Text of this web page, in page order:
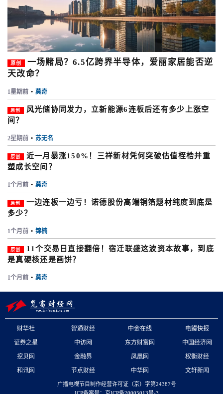
原创
一场赌局？6.5亿跨界半导体，爱丽家居能否逆
天改命？
1星期前 • 莫奇
原创
风光储协同发力，立新能源6连板后还有多少上涨空
间？
2星期前 • 苏无名
原创
近一月暴涨150%！三祥新材凭何突破估值桎梏并重
塑成长空间？
1个月前 • 莫奇
原创
一边连板一边亏！诺德股份高端铜箔题材纯度到底是
多少？
1个月前 • 锦楠
原创
11个交易日直接翻倍！宿迁联盛这波资本故事，到底
是真硬核还是画饼？
1个月前 • 莫奇
财华社 智通财经 中金在线
电鳗快报
证券之星
中访网 东方财富网
中国经济网
挖贝网
金融界 凤凰网
权衡财经
和讯网
节点财经 中华网 文轩新闻
广播电视节目制作经营许可证（京）字第24387号